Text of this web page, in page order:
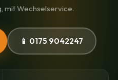
mit Wechselservice.
📱 0175 9042247